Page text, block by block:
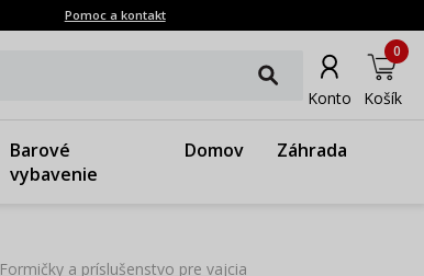
Pomoc a kontakt
Konto Košík
0
Barové
vybavenie
Domov Záhrada
Formičky a príslušenstvo pre vajcia